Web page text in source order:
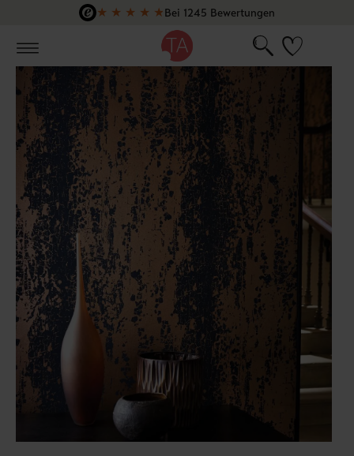
Zum Hauptinhalt springen
★ ★ ★ ★ ★Bei 1245 Bewertungen